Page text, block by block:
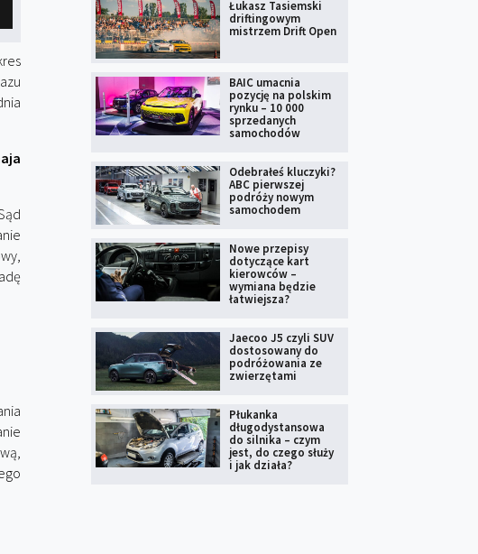
Łukasz Tasiemski
driftingowym
mistrzem Drift Open
BAIC umacnia
pozycję na polskim
rynku – 10 000
sprzedanych
samochodów
Odebrałeś kluczyki?
ABC pierwszej
podróży nowym
samochodem
Nowe przepisy
dotyczące kart
kierowców –
wymiana będzie
łatwiejsza?
Jaecoo J5 czyli SUV
dostosowany do
podróżowania ze
zwierzętami
Płukanka
długodystansowa
do silnika – czym
jest, do czego służy
i jak działa?